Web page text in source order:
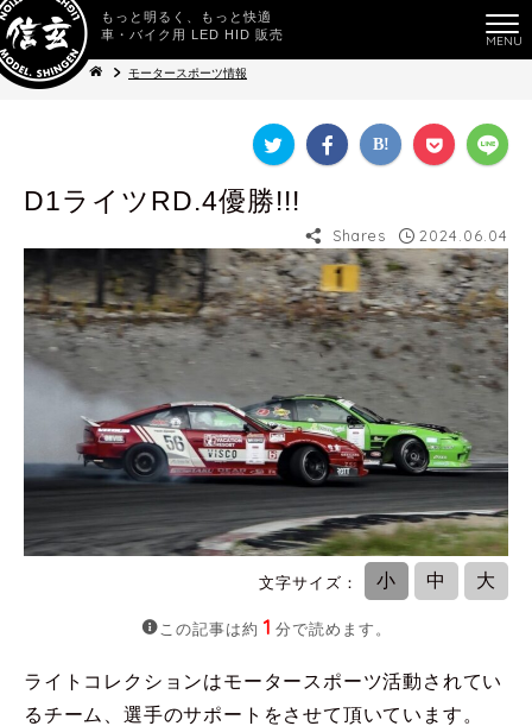
もっと明るく、もっと快適
車・バイク用 LED HID 販売
モータースポーツ情報
D1ライツRD.4優勝!!!
Shares 2024.06.04
小 中 大
この記事は約 1 分で読めます。
ライトコレクションはモータースポーツ活動されてい
るチーム、選手のサポートをさせて頂いています。